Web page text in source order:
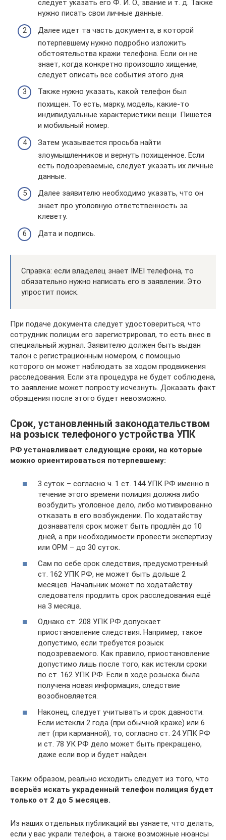
следует указать его Ф. И. О., звание и т. д. Также
нужно писать свои личные данные.
Далее идет та часть документа, в которой
потерпевшему нужно подробно изложить
обстоятельства кражи телефона. Если он не
знает, когда конкретно произошло хищение,
следует описать все события этого дня.
Также нужно указать, какой телефон был
похищен. То есть, марку, модель, какие-то
индивидуальные характеристики вещи. Пишется
и мобильный номер.
Затем указывается просьба найти
злоумышленников и вернуть похищенное. Если
есть подозреваемые, следует указать их личные
данные.
Далее заявителю необходимо указать, что он
знает про уголовную ответственность за
клевету.
Дата и подпись.
Справка: если владелец знает IMEI телефона, то
обязательно нужно написать его в заявлении. Это
упростит поиск.
При подаче документа следует удостовериться, что
сотрудник полиции его зарегистрировал, то есть внес в
специальный журнал. Заявителю должен быть выдан
талон с регистрационным номером, с помощью
которого он может наблюдать за ходом продвижения
расследования. Если эта процедура не будет соблюдена,
то заявление может попросту исчезнуть. Доказать факт
обращения после этого будет невозможно.
Срок, установленный законодательством
на розыск телефоного устройства УПК
РФ устанавливает следующие сроки, на которые
можно ориентироваться потерпевшему:
3 суток – согласно ч. 1 ст. 144 УПК РФ именно в
течение этого времени полиция должна либо
возбудить уголовное дело, либо мотивированно
отказать в его возбуждении. По ходатайству
дознавателя срок может быть продлён до 10
дней, а при необходимости провести экспертизу
или ОРМ – до 30 суток.
Сам по себе срок следствия, предусмотренный
ст. 162 УПК РФ, не может быть дольше 2
месяцев. Начальник может по ходатайству
следователя продлить срок расследования ещё
на 3 месяца.
Однако ст. 208 УПК РФ допускает
приостановление следствия. Например, такое
допустимо, если требуется розыск
подозреваемого. Как правило, приостановление
допустимо лишь после того, как истекли сроки
по ст. 162 УПК РФ. Если в ходе розыска была
получена новая информация, следствие
возобновляется.
Наконец, следует учитывать и срок давности.
Если истекли 2 года (при обычной краже) или 6
лет (при карманной), то, согласно ст. 24 УПК РФ
и ст. 78 УК РФ дело может быть прекращено,
даже если вор и будет найден.
Таким образом, реально исходить следует из того, что
всерьёз искать украденный телефон полиция будет
только от 2 до 5 месяцев.
Из наших отдельных публикаций вы узнаете, что делать,
если у вас украли телефон, а также возможные нюансы